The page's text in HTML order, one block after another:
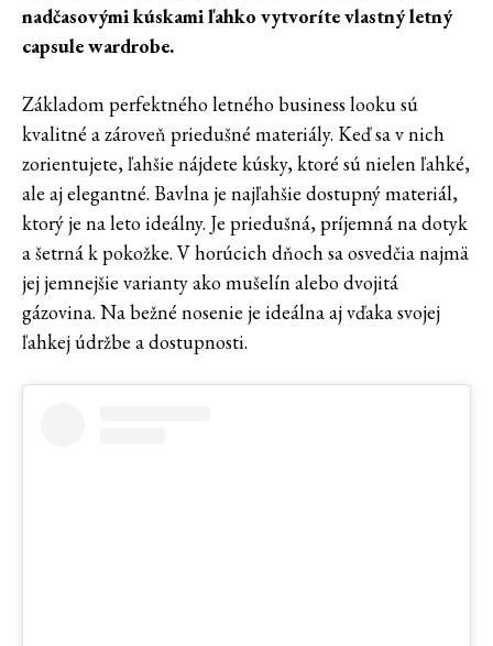
nadčasovými kúskami ľahko vytvoríte vlastný letný
capsule wardrobe.
Základom perfektného letného business looku sú
kvalitné a zároveň priedušné materiály. Keď sa v nich
zorientujete, ľahšie nájdete kúsky, ktoré sú nielen ľahké,
ale aj elegantné. Bavlna je najľahšie dostupný materiál,
ktorý je na leto ideálny. Je priedušná, príjemná na dotyk
a šetrná k pokožke. V horúcich dňoch sa osvedčia najmä
jej jemnejšie varianty ako mušelín alebo dvojitá
gázovina. Na bežné nosenie je ideálna aj vďaka svojej
ľahkej údržbe a dostupnosti.